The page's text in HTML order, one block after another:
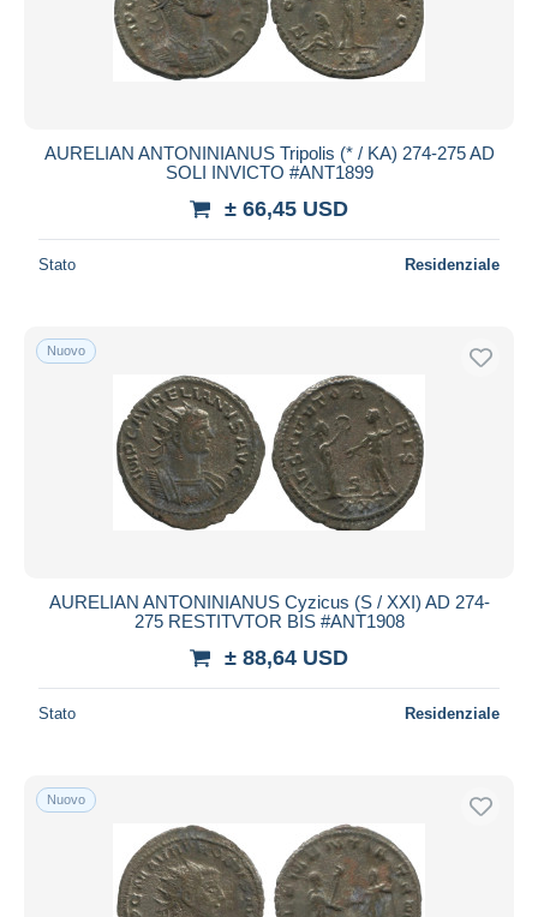
AURELIAN ANTONINIANUS Tripolis (* / KA) 274-275 AD
SOLI INVICTO #ANT1899
± 66,45 USD
Stato Residenziale
Nuovo
AURELIAN ANTONINIANUS Cyzicus (S / XXI) AD 274-
275 RESTITVTOR BIS #ANT1908
± 88,64 USD
Stato Residenziale
Nuovo